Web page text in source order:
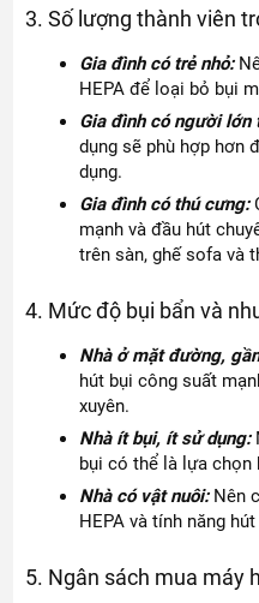
3. Số lượng thành viên
Gia đình có trẻ nhỏ:
HEPA để loại bỏ bụi
Gia đình có người lớn
dụng sẽ phù hợp hơn
dụng.
Gia đình có thú cưng:
mạnh và đầu hút
trên sàn, ghế sofa và
4. Mức độ bụi bẩn và
Nhà ở mặt đường,
hút bụi công suất
xuyên.
Nhà ít bụi, ít sử dụng:
bụi có thể là lựa chọn
Nhà có vật nuôi:Nên
HEPA và tính năng
5. Ngân sách mua máy